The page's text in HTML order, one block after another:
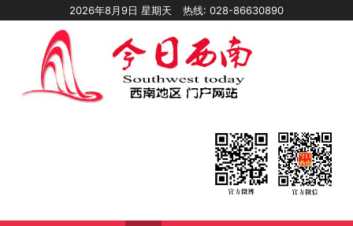
2026年8月9日 星期天 热线: 028-86630890